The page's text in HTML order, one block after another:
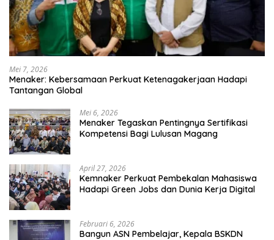
Mei 7, 2026
Menaker: Kebersamaan Perkuat Ketenagakerjaan Hadapi
Tantangan Global
Mei 6, 2026
Menaker Tegaskan Pentingnya Sertifikasi
Kompetensi Bagi Lulusan Magang
April 27, 2026
Kemnaker Perkuat Pembekalan Mahasiswa
Hadapi Green Jobs dan Dunia Kerja Digital
Februari 6, 2026
Bangun ASN Pembelajar, Kepala BSKDN